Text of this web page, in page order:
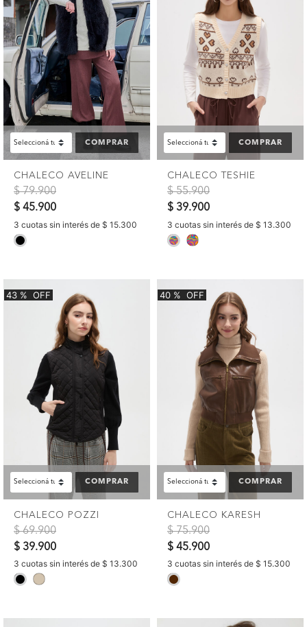
COMPRAR
CHALECO AVELINE
Precio reducido de
$ 79.900a
$ 45.900
3 cuotas sin interés de $ 15.300
COMPRAR
CHALECO TESHIE
Precio reducido de
$ 55.900a
$ 39.900
3 cuotas sin interés de $ 13.300
selected
43 % OFF
COMPRAR
CHALECO POZZI
Precio reducido de
$ 69.900a
$ 39.900
3 cuotas sin interés de $ 13.300
selected
40 % OFF
COMPRAR
CHALECO KARESH
Precio reducido de
$ 75.900a
$ 45.900
3 cuotas sin interés de $ 15.300